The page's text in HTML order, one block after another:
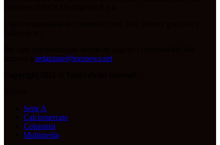
redazione@toronews.net
Serie A
Calciomercato
Columnist
Multimedia